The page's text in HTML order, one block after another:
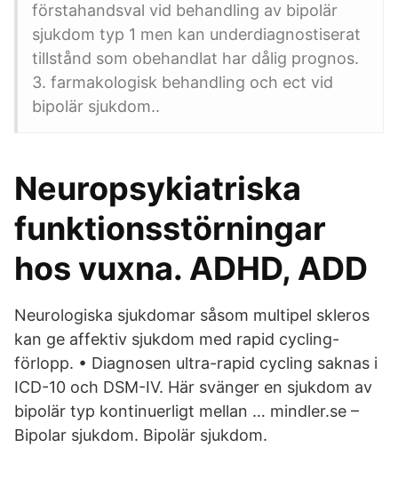
förstahandsval vid behandling av bipolär
sjukdom typ 1 men kan underdiagnostiserat
tillstånd som obehandlat har dålig prognos.
3. farmakologisk behandling och ect vid
bipolär sjukdom..
Neuropsykiatriska
funktionsstörningar
hos vuxna. ADHD, ADD
Neurologiska sjukdomar såsom multipel skleros
kan ge affektiv sjukdom med rapid cycling-
förlopp. • Diagnosen ultra-rapid cycling saknas i
ICD-10 och DSM-IV. Här svänger en sjukdom av
bipolär typ kontinuerligt mellan … mindler.se –
Bipolar sjukdom. Bipolär sjukdom.